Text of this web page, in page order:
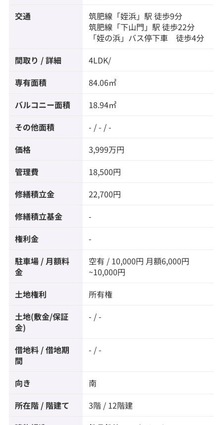
◆ローソン 姪浜四丁目店：徒歩3分
交通 筑肥線 「姪浜」駅 徒歩9分
筑肥線 「下山門 」駅 徒歩22分
「姪の浜」バス停下車 徒歩4分
間取り / 詳細 4LDK/
専有面積 84.06㎡
バルコニー面積 18.94㎡
その他面積 - / - / -
価格 3,999万円
管理費 18,500円
修繕積立金 22,700円
修繕積立基金 -
権利金 -
駐車場 / 月額料
金
空有 / 10,000円 月額6,000円
~10,000円
土地権利 所有権
土地(敷金/保証
金)
- / -
借地料 / 借地期
間
- / -
向き 南
所在階 / 階建て 3階 / 12階建